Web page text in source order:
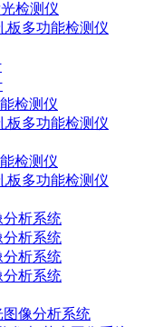
检测仪
板多功能检测仪
检测仪
板多功能检测仪
检测仪
板多功能检测仪
分析系统
分析系统
分析系统
分析系统
图像分析系统